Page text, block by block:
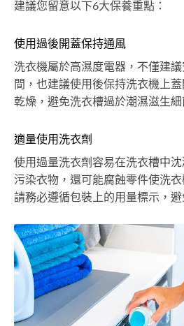
建議您留意以下6大保養重點：
使用過後開蓋保持通風
洗衣機屬於高濕度電器，不僅建
間，也建議使用後保持洗衣機上
乾燥，避免洗衣槽過於潮濕滋生細
適量使用洗衣劑
使用過量洗衣劑容易在洗衣槽中
污染衣物，還可能腐蝕零件使洗
請務必遵循包裝上的用量標示，避